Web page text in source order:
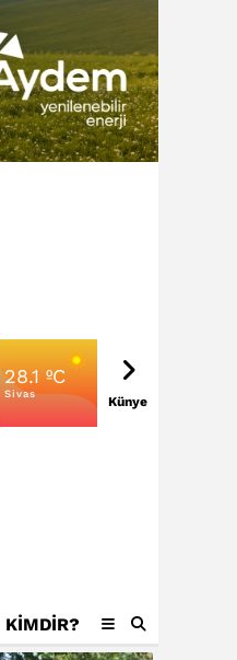
28.1 ºC
Sivas
Künye
KIMDIR?